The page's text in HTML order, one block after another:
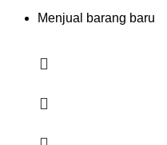
Menjual barang baru